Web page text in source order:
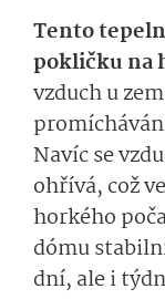
Tento
pokličku na
vzduch u
Navíc se
ohřívá, což
horkého
dómu
dní, ale i